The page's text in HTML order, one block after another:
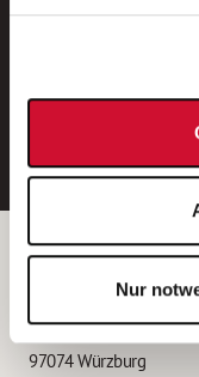
Nur
Betreiber der
Garitz
Kantstraße 45a
97074 Würzburg